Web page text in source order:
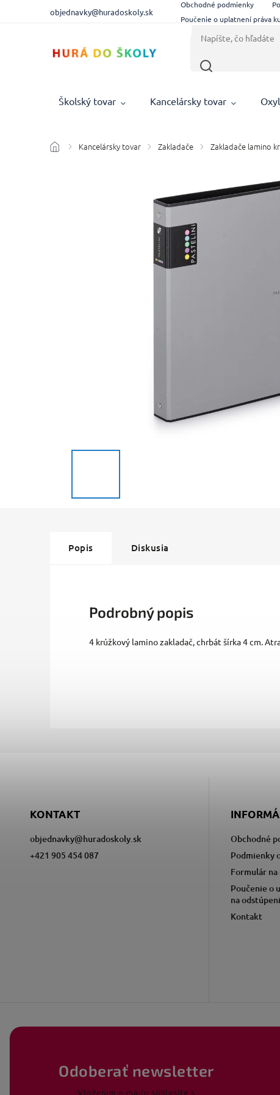
objednavky@huradoskoly.sk
Obchodné podmienky
Poučenie o uplatnení práva
Školský tovar Kancelársky tovar
/ Kancelársky tovar / Zakladače / Zakladače lamino
Popis Diskusia
Podrobný popis
4 krúžkový lamino zakladač, chrbát šírka 4 cm.
KONTAKT
objednavky@huradoskoly.sk
+421 905 454 087
Obchodné
Podmienky
Formulár
Poučenie o
na
Kontakt
Odoberať newsletter
Vložením e-mailu súhlasíte s